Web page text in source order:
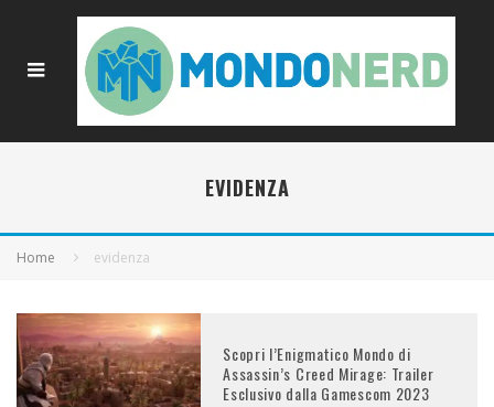
EVIDENZA
Home evidenza
Scopri l’Enigmatico Mondo di
Assassin’s Creed Mirage: Trailer
Esclusivo dalla Gamescom 2023